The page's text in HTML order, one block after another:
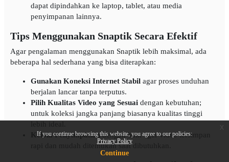
If you continue browsing this website, you agree to our policies:
Privacy Policy
Continue
dapat dipindahkan ke laptop, tablet, atau media
penyimpanan lainnya.
Tips Menggunakan Snaptik Secara Efektif
Agar pengalaman menggunakan Snaptik lebih maksimal, ada
beberapa hal sederhana yang bisa diterapkan:
Gunakan Koneksi Internet Stabil agar proses unduhan
berjalan lancar tanpa terputus.
Pilih Kualitas Video yang Sesuai dengan kebutuhan;
untuk koleksi jangka panjang biasanya kualitas tinggi
Kelola Penyimpanandengan baik agar video tersimpan
rapi dan mudah ditemukan saat dibutuhkan.